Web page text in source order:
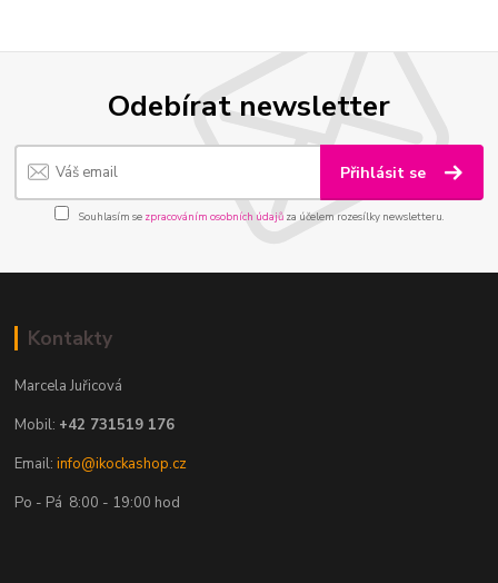
Odebírat newsletter
Přihlásit se
Souhlasím se zpracováním osobních údajůza účelem rozesílky newsletteru.
Kontakty
Marcela Juřicová
Mobil: +42 731519 176
Email:info@ikockashop.cz
Po - Pá 8:00 - 19:00 hod